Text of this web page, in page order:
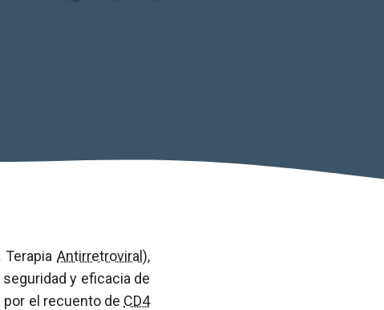
Antirretroviral ),
y eficacia de
el recuento de CD4